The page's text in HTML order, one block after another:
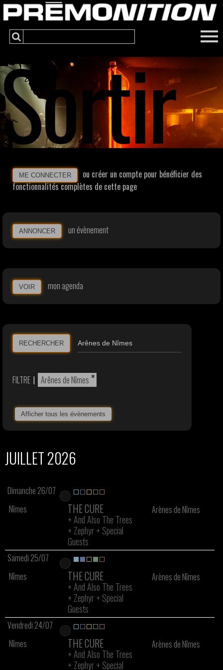
Sortir
ME CONNECTER
ou créer un compte pour bénéficier des
fonctionnalités complètes de cette page
ANNONCER un évènement
VOIR mon agenda
RECHERCHER
FILTRE | ×
Arênes de Nîmes
Afficher tous les évènements
JUILLET 2026
Dimanche 26/07
Nîmes
THE CURE
+ And Also The Trees
+ Zephyr+ Special
Guests
Arènes de Nîmes
Samedi 25/07
Nîmes
THE CURE
+ And Also The Trees
+ Zephyr+ Special
Guests
Arènes de Nîmes
Vendredi 24/07
Nîmes
THE CURE
+ And Also The Trees
+ Zephyr+ Special
Arènes de Nîmes